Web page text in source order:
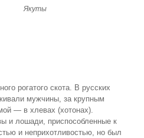
Якуты
рогатого скота. В русских
мужчины, за крупным
— в хлевах (хотонах).
и лошади, приспособленные к
и неприхотливостью, но был